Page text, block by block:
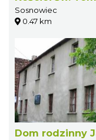
Sosnowiec
0.47 km
Dom rodzinny